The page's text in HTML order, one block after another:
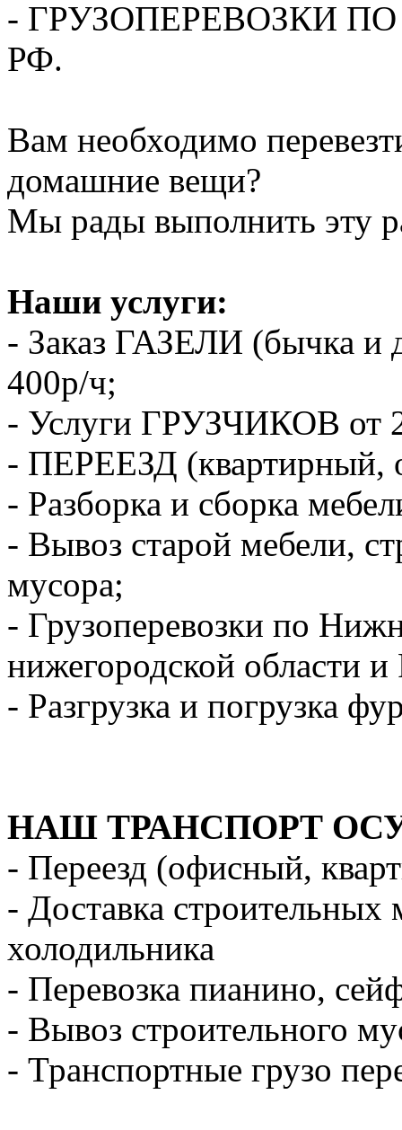
- ГРУЗОПЕРЕВОЗКИ
РФ.
Вам необходимо
домашние вещи?
Мы рады выполнить эту
Наши услуги:
- Заказ ГАЗЕЛИ (бычка и
400р/ч;
- Услуги ГРУЗЧИКОВ от
- ПЕРЕЕЗД (квартирный,
- Разборка и сборка
- Вывоз старой мебели,
мусора;
- Грузоперевозки по
нижегородской области и
- Разгрузка и погрузка
НАШ ТРАНСПОРТ
- Переезд (офисный,
- Доставка
холодильника
- Перевозка пианино,
- Вывоз строительного
- Транспортные грузо